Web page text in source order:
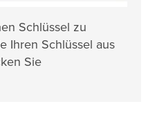
Schlüssel zu
Ihren Schlüssel aus
Sie